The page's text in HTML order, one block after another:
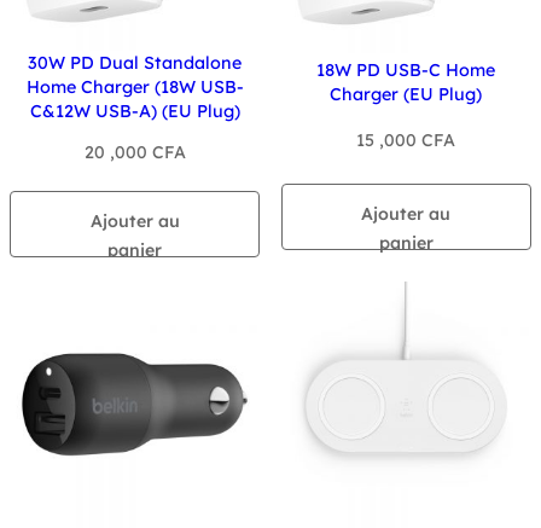
30W PD Dual Standalone
Home Charger (18W USB-
C&12W USB-A) (EU Plug)
20 ,000 CFA
Ajouter au
panier
18W PD USB-C Home
Charger (EU Plug)
15 ,000CFA
Ajouter au
panier